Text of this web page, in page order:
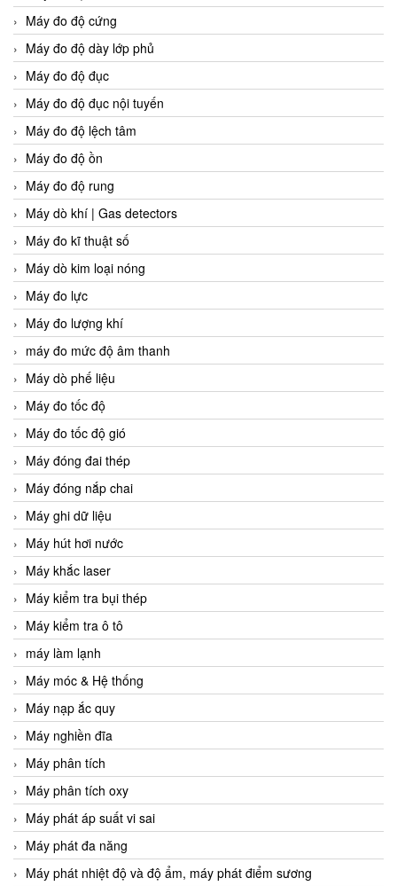
Máy đo độ cứng
Máy đo độ dày lớp phủ
Máy đo độ đục
Máy đo độ đục nội tuyến
Máy đo độ lệch tâm
Máy đo độ ồn
Máy đo độ rung
Máy dò khí | Gas detectors
Máy đo kĩ thuật số
Máy dò kim loại nóng
Máy đo lực
Máy đo lượng khí
máy đo mức độ âm thanh
Máy dò phế liệu
Máy đo tốc độ
Máy đo tốc độ gió
Máy đóng đai thép
Máy đóng nắp chai
Máy ghi dữ liệu
Máy hút hơi nước
Máy khắc laser
Máy kiểm tra bụi thép
Máy kiểm tra ô tô
máy làm lạnh
Máy móc & Hệ thống
Máy nạp ắc quy
Máy nghiền đĩa
Máy phân tích
Máy phân tích oxy
Máy phát áp suất vi sai
Máy phát đa năng
Máy phát nhiệt độ và độ ẩm, máy phát điểm sương